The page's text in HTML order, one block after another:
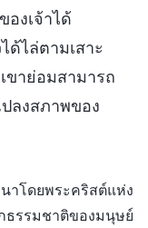
องเจ้าได้
ไล่ตามเสาะ
ขาย่อมสามารถ
ลงสภาพของ
าโดยพระคริสต์แห่ง
ธรรมชาติของมนุษย์